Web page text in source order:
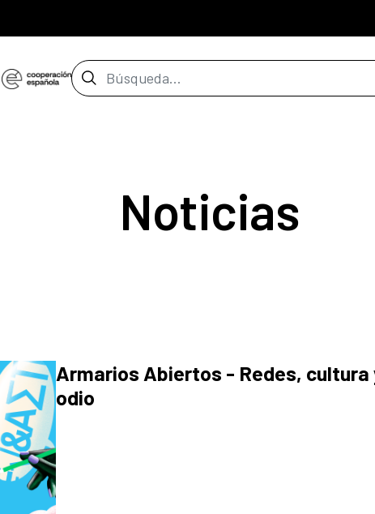
Barra de búsqueda
Noticias
Armarios Abiertos - Redes,
odio